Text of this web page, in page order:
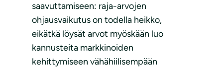
saavuttamiseen: raja-arvojen
ohjausvaikutus on todella heikko,
eikätkä löysät arvot myöskään luo
kannusteita markkinoiden
kehittymiseen vähähiilisempään